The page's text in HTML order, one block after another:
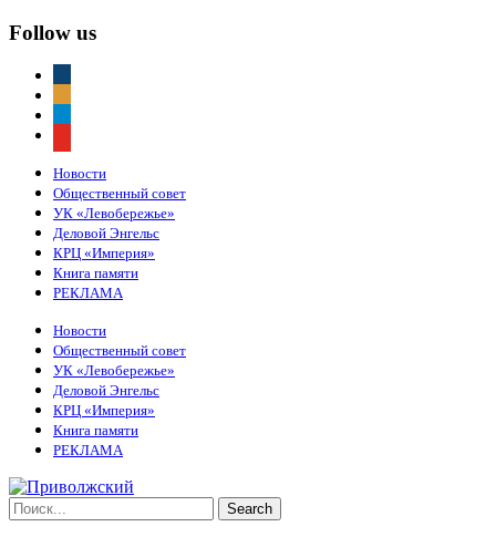
Follow us
Новости
Общественный совет
УК «Левобережье»
Деловой Энгельс
КРЦ «Империя»
Книга памяти
РЕКЛАМА
Новости
Общественный совет
УК «Левобережье»
Деловой Энгельс
КРЦ «Империя»
Книга памяти
РЕКЛАМА